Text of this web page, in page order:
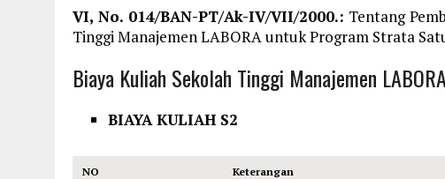
VI, No. 014/BAN-PT/Ak-IV/VII/2000.: Tentang
Tinggi Manajemen LABORA untuk Program Strata
Biaya Kuliah Sekolah Tinggi Manajemen
BIAYA KULIAH S2
NO Keterangan